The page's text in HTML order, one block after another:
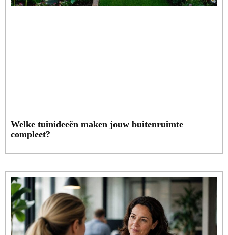
Welke tuinideeën maken jouw buitenruimte
compleet?